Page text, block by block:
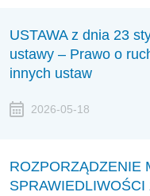
USTAWA z dnia 23
ustawy – Prawo o
innych ustaw
2026-05-18
ROZPORZĄDZENIE